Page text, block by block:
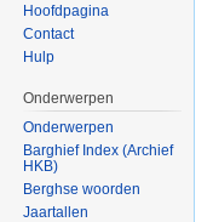
Hoofdpagina
Contact
Hulp
Onderwerpen
Onderwerpen
Barghief Index (Archief
HKB)
Berghse woorden
Jaartallen